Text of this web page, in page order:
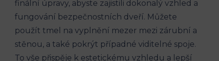
finální úpravy, abyste zajistili dokonalý vzhled a
fungování bezpečnostních dveří. Můžete
použít tmel na vyplnění mezer mezi zárubní a
stěnou, a také pokrýt případné viditelné spoje.
To vše přispěje k estetickému vzhledu a lepší